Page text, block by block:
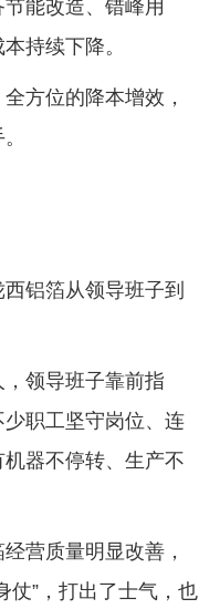
能改造、错峰用
持续下降。
方位的降本增效，
铝箔从领导班子到
领导班子靠前指
职工坚守岗位、连
器不停转、生产不
营质量明显改善，
仗”，打出了士气，也